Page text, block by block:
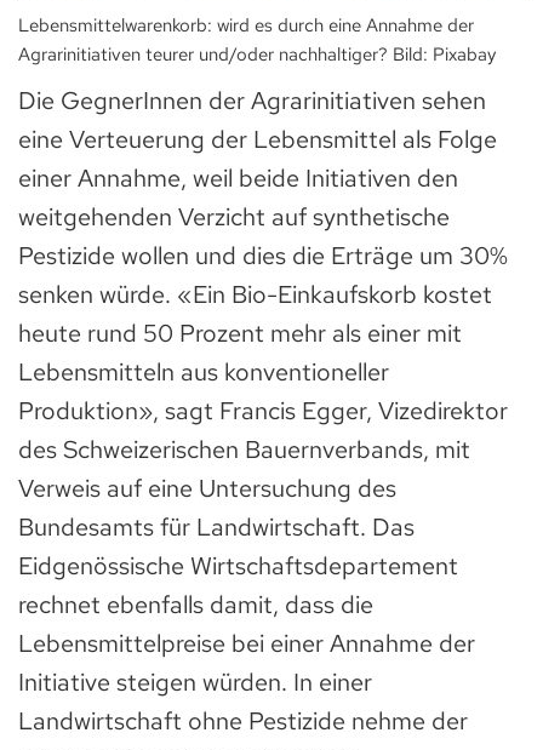
Lebensmittelwarenkorb: wird es durch eine Annahme der
Agrarinitiativen teurer und/oder nachhaltiger? Bild: Pixabay
Die GegnerInnen der Agrarinitiativen sehen
eine Verteuerung der Lebensmittel als Folge
einer Annahme, weil beide Initiativen den
weitgehenden Verzicht auf synthetische
Pestizide wollen und dies die Erträge um 30%
senken würde. «Ein Bio-Einkaufskorb kostet
heute rund 50 Prozent mehr als einer mit
Lebensmitteln aus konventioneller
Produktion», sagt Francis Egger, Vizedirektor
des Schweizerischen Bauernverbands, mit
Verweis auf eine Untersuchung des
Bundesamts für Landwirtschaft. Das
Eidgenössische Wirtschaftsdepartement
rechnet ebenfalls damit, dass die
Lebensmittelpreise bei einer Annahme der
Initiative steigen würden. In einer
Landwirtschaft ohne Pestizide nehme der